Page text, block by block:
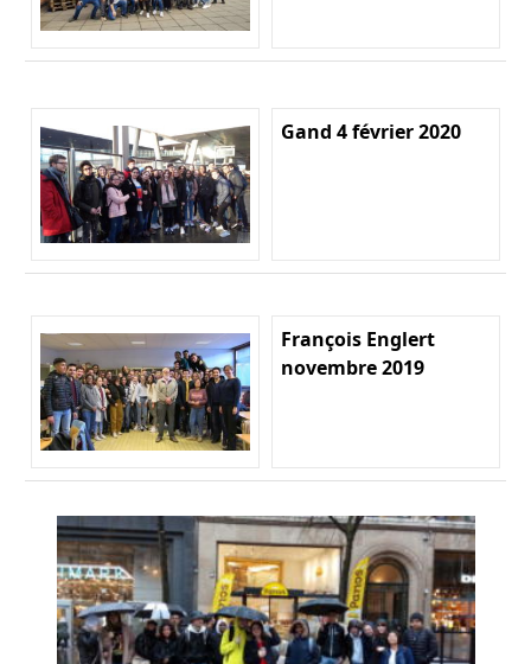
Gand 4 février 2020
François Englert
novembre 2019